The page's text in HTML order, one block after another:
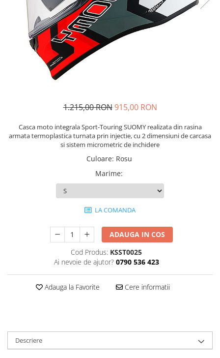
Imbracaminte Functionala
Ghete si Cizme
Manusi Moto
Accesorii
GIRL POWER
Chei si butuci
Suporturi telefon
Brelocuri
Huse Moto
Accesorii moto
Geci si imbracaminte termica
Casti Snowboard/Ski
Cadouri
Cadouri
1.215,00 RON 915,00 RON
Casca moto integrala Sport-Touring SUOMY realizata din rasina
armata termoplastica turnata prin injectie, cu 2 dimensiuni de carcasa
si sistem micrometric de inchidere
Culoare: Rosu
Marime:
LA COMANDA
ADAUGA IN COS
Cod Produs: KSST0025
Ai nevoie de ajutor? 0790 536 423
Adauga la Favorite Cere informatii
Descriere